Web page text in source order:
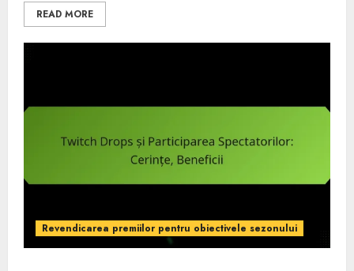
READ MORE
Revendicarea premiilor pentru obiectivele sezonului